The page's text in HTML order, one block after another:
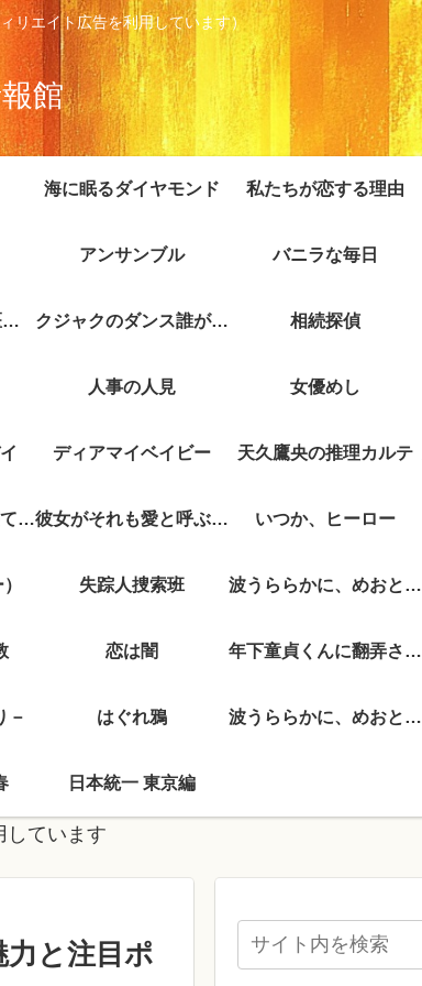
リエイト広告を利用しています）
館
海に眠るダイヤモンド 私たちが恋する理由
アンサンブル バニラな毎日
まどか26歳、研修医やってます！ クジャクのダンス誰が見た？ 相続探偵
人事の人見 女優めし
ディアマイベイビー 天久鷹央の推理カルテ
しあわせは食べて寝て待て 彼女がそれも愛と呼ぶなら いつか、ヒーロー
失踪人捜索班 波うららかに、めおと日和
恋は闇 年下童貞くんに翻弄されてます
－ はぐれ鴉 波うららかに、めおと日和
日本統一 東京編
しています
力と注目ポ